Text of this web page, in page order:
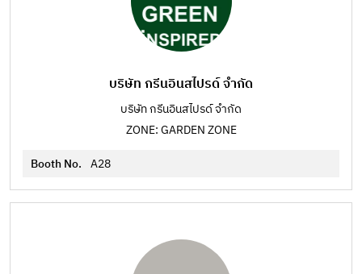
บริษัท กรีนอินสไปรด์ จำกัด
บริษัท กรีนอินสไปรด์ จำกัด
ZONE: GARDEN ZONE
Booth No. A28